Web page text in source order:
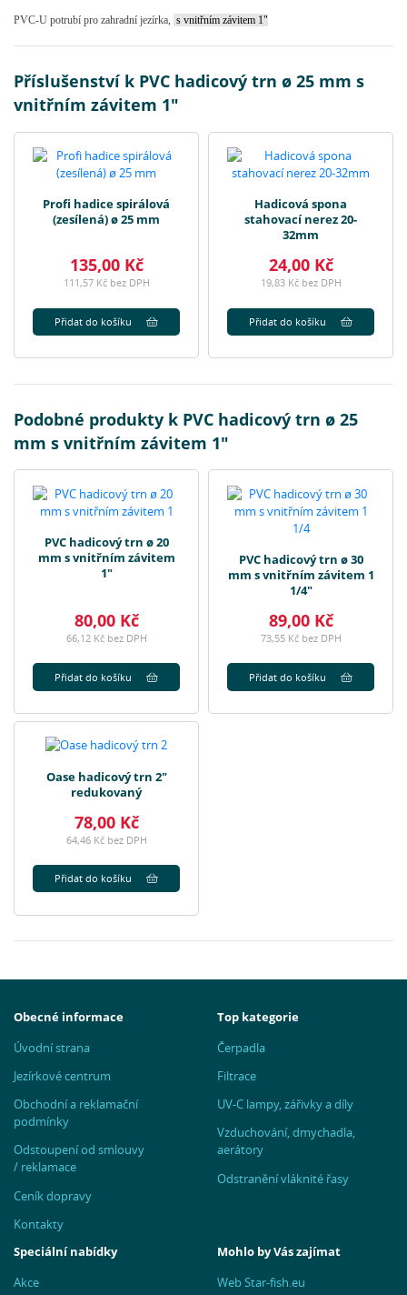
PVC-U potrubí pro zahradní jezírka, s vnitřním závitem 1"
Příslušenství k PVC hadicový trn ø 25 mm s
vnitřním závitem 1"
Profi hadice spirálová
(zesílená) ø 25 mm
135,00 Kč
111,57 Kč bez DPH
Přidat do košíku
Hadicová spona
stahovací nerez 20-
32mm
24,00 Kč
19,83 Kč bez DPH
Přidat do košíku
Podobné produkty k PVC hadicový trn ø 25
mm s vnitřním závitem 1"
PVC hadicový trn ø 20
mm s vnitřním závitem
1"
80,00 Kč
66,12 Kč bez DPH
Přidat do košíku
PVC hadicový trn ø 30
mm s vnitřním závitem 1
1/4"
89,00 Kč
73,55 Kč bez DPH
Přidat do košíku
Oase hadicový trn 2"
redukovaný
78,00 Kč
64,46 Kč bez DPH
Přidat do košíku
Obecné informace
Úvodní strana
Jezírkové centrum
Obchodní a reklamační
podmínky
Odstoupení od smlouvy
/ reklamace
Ceník dopravy
Kontakty
Top kategorie
Čerpadla
Filtrace
UV-C lampy, zářivky a díly
Vzduchování, dmychadla,
aerátory
Odstranění vláknité řasy
Speciální nabídky
Akce
Mohlo by Vás zajímat
Web Star-fish.eu